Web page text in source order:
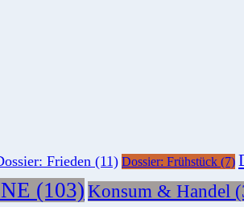
Frieden (11) Dossier: Frühstück (7)
(103) Konsum & Handel